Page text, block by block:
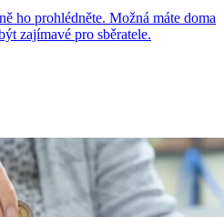
ho prohlédněte. Možná máte doma
zajímavé pro sběratele.